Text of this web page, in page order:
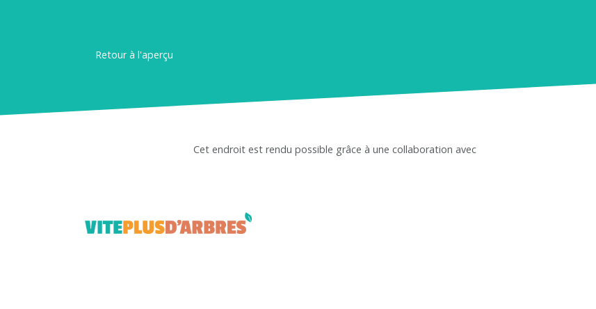
Retour à l'aperçu
Cet endroit est rendu possible grâce à une collaboration avec